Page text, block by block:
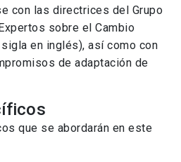
con las directrices del Grupo
sobre el Cambio
en inglés), así como con
de adaptación de
que se abordarán en este